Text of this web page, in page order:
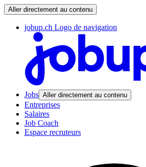
Aller directement au contenu
jobup.ch Logo de navigation
Jobs Aller directement au contenu
Entreprises
Salaires
Job Coach
Espace recruteurs